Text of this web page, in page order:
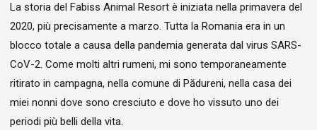
La storia del Fabiss Animal Resort è iniziata nella primavera del
2020, più precisamente a marzo. Tutta la Romania era in un
blocco totale a causa della pandemia generata dal virus SARS-
CoV-2. Come molti altri rumeni, mi sono temporaneamente
ritirato in campagna, nella comune di Pădureni, nella casa dei
miei nonni dove sono cresciuto e dove ho vissuto uno dei
periodi più belli della vita.